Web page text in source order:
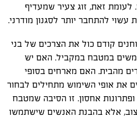
לעומת זאת, זוג צעיר שמעדיף
עשוי להתחבר יותר לסגנון מודרני.
קודם כול את הצרכים של בני
במטבח במקביל. האם יש
מהבית. האם מארחים בסופי
את אופי השימוש מתחילים לבחור
אחסון. זו הסיבה שמטבח
אלא בהבנת האנשים שישתמשו